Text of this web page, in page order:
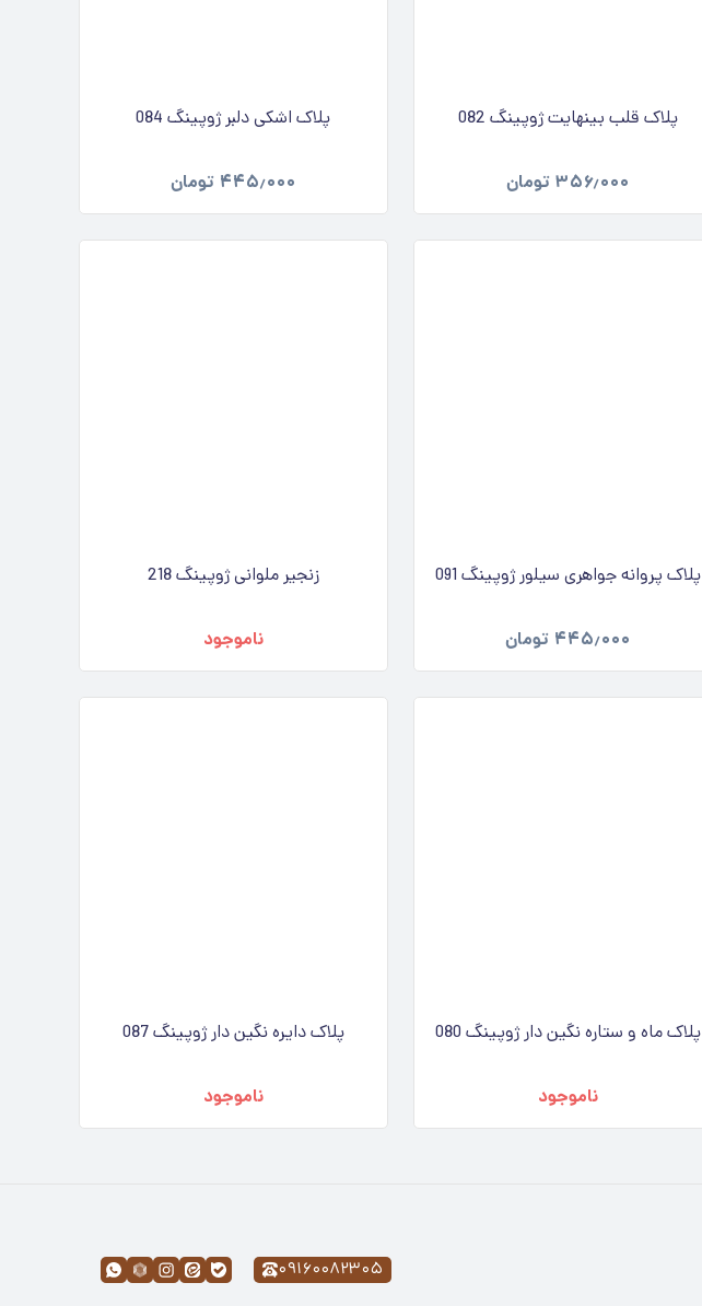
پلاک قلب بینهایت ژوپینگ 082
۳۵۶٫۰۰۰ تومان
پلاک اشکی دلبر ژوپینگ 084
۴۴۵٫۰۰۰ تومان
پلاک پروانه جواهری سیلور ژوپینگ 091
۴۴۵٫۰۰۰ تومان
زنجیر ملوانی ژوپینگ 218
ناموجود
پلاک ماه و ستاره نگین دار ژوپینگ 080
ناموجود
پلاک دایره نگین دار ژوپینگ 087
ناموجود
۰۹۱۶۰۰۸۲۳۰۵